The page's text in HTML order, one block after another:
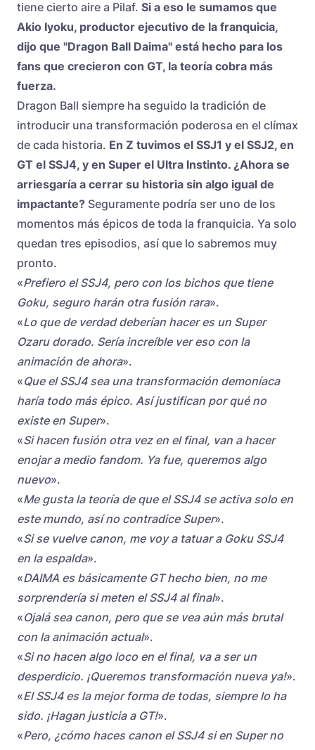
tiene cierto aire a Pilaf. Si a eso le sumamos que
Akio Iyoku, productor ejecutivo de la franquicia,
dijo que "Dragon Ball Daima" está hecho para los
fans que crecieron con GT, la teoría cobra más
fuerza.
Dragon Ball siempre ha seguido la tradición de
introducir una transformación poderosa en el clímax
de cada historia. En Z tuvimos el SSJ1 y el SSJ2, en
GT el SSJ4, y en Super el Ultra Instinto. ¿Ahora se
arriesgaría a cerrar su historia sin algo igual de
impactante? Seguramente podría ser uno de los
momentos más épicos de toda la franquicia. Ya solo
quedan tres episodios, así que lo sabremos muy
pronto.
«Prefiero el SSJ4, pero con los bichos que tiene
Goku, seguro harán otra fusión rara».
«Lo que de verdad deberían hacer es un Super
Ozaru dorado. Sería increíble ver eso con la
animación de ahora».
«Que el SSJ4 sea una transformación demoníaca
haría todo más épico. Así justifican por qué no
existe en Super».
«Si hacen fusión otra vez en el final, van a hacer
enojar a medio fandom. Ya fue, queremos algo
nuevo».
«Me gusta la teoría de que el SSJ4 se activa solo en
este mundo, así no contradice Super».
«Si se vuelve canon, me voy a tatuar a Goku SSJ4
en la espalda».
«DAIMA es básicamente GT hecho bien, no me
sorprendería si meten el SSJ4 al final».
«Ojalá sea canon, pero que se vea aún más brutal
con la animación actual».
«Si no hacen algo loco en el final, va a ser un
desperdicio. ¡Queremos transformación nueva ya!».
«El SSJ4 es la mejor forma de todas, siempre lo ha
sido. ¡Hagan justicia a GT!».
«Pero, ¿cómo haces canon el SSJ4 si en Super no